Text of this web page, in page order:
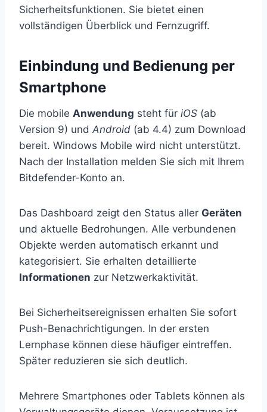
Sicherheitsfunktionen. Sie bietet einen
vollständigen Überblick und Fernzugriff.
Einbindung und Bedienung per
Smartphone
Die mobile Anwendung steht für iOS (ab
Version 9) und Android (ab 4.4) zum Download
bereit. Windows Mobile wird nicht unterstützt.
Nach der Installation melden Sie sich mit Ihrem
Bitdefender-Konto an.
Das Dashboard zeigt den Status aller Geräten
und aktuelle Bedrohungen. Alle verbundenen
Objekte werden automatisch erkannt und
kategorisiert. Sie erhalten detaillierte
Informationen zur Netzwerkaktivität.
Bei Sicherheitsereignissen erhalten Sie sofort
Push-Benachrichtigungen. In der ersten
Lernphase können diese häufiger eintreffen.
Später reduzieren sie sich deutlich.
Mehrere Smartphones oder Tablets können als